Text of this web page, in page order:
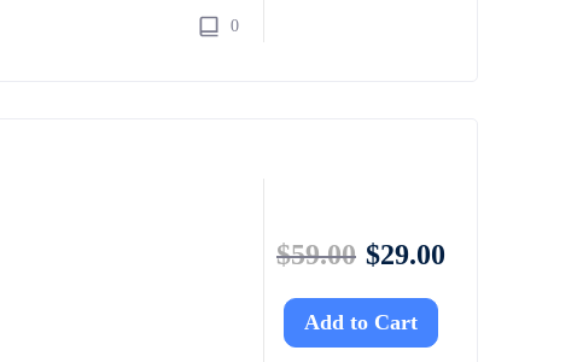
0
$59.00 $29.00
Add to Cart